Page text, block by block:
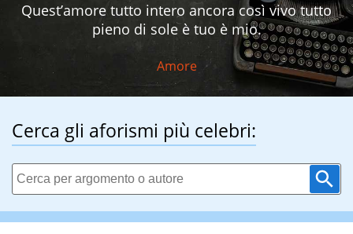
Quest’amore tutto intero ancora così vivo tutto
pieno di sole è tuo è mio.
Amore
Cerca gli aforismi più celebri: